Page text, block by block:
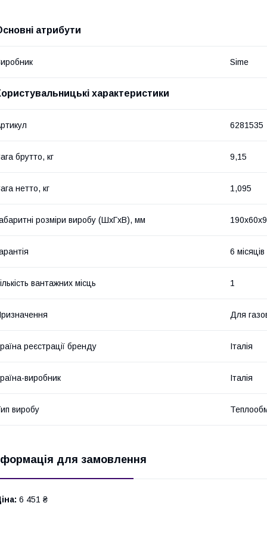
атрибути
Sime
характеристики
6281535
брутто, кг 9,15
нетто, кг 1,095
розміри виробу (ШхГхВ), мм
6 місяців
вантажних місць 1
Для
реєстрації бренду Італія
виробник Італія
виробу
для замовлення
6 451 ₴